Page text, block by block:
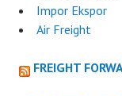
Impor Ekspor
Air Freight
FREIGHT